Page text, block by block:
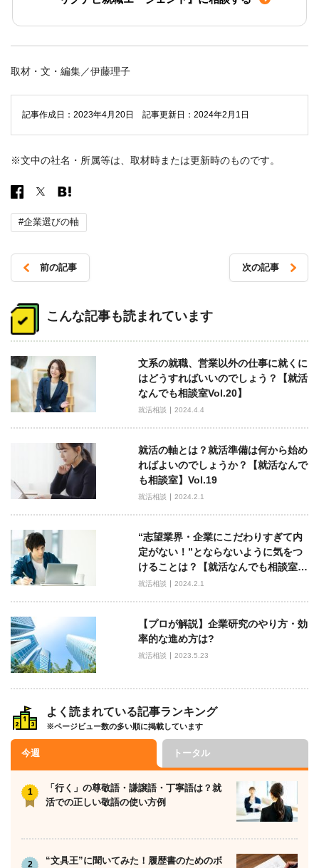
取材・文・編集／伊藤理子
記事作成日：2023年4月20日 記事更新日：2024年2月1日
※文中の社名・所属等は、取材時または更新時のものです。
#企業選びの軸
稿
ナ
ゲ
ー
シ
ョ
前の記事 次の記事
こんな記事も読まれています
文系の就職、営業以外の仕事に就くに
はどうすればいいのでしょう？【就活
なんでも相談室Vol.20】
就活相談 2024.4.4
就活の軸とは？就活準備は何から始め
ればよいのでしょうか？【就活なんで
も相談室】Vol.19
就活相談 2024.2.1
“志望業界・企業にこだわりすぎて内
定がない！”とならないように気をつ
けることは？【就活なんでも相談室…
就活相談 2024.2.1
【プロが解説】企業研究のやり方・効
率的な進め方は?
就活相談 2023.5.23
よく読まれている記事ランキング
※ページビュー数の多い順に掲載しています
今週 トータル
「行く」の尊敬語・謙譲語・丁寧語は？就
活での正しい敬語の使い方例
“文具王”に聞いてみた！履歴書のためのボ